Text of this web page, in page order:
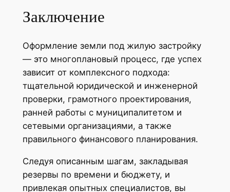
Заключение
Оформление земли под жилую застройку
— это многоплановый процесс, где успех
зависит от комплексного подхода:
тщательной юридической и инженерной
проверки, грамотного проектирования,
ранней работы с муниципалитетом и
сетевыми организациями, а также
правильного финансового планирования.
Следуя описанным шагам, закладывая
резервы по времени и бюджету, и
привлекая опытных специалистов, вы